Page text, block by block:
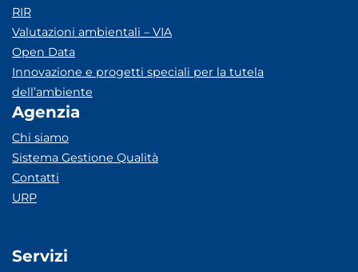
RIR
Valutazioni ambientali – VIA
Open Data
Innovazione e progetti speciali per la tutela
dell’ambiente
Agenzia
Chi siamo
Sistema Gestione Qualità
Contatti
URP
Servizi